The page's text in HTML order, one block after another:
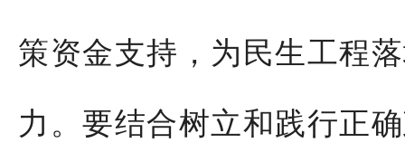
策资金支持，为民生工程
力。要结合树立和践行正